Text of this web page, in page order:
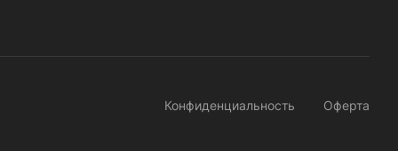
Конфиденциальность Оферта